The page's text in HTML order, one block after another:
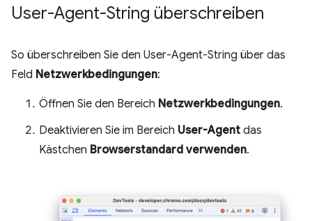
User-Agent-String überschreiben
So überschreiben Sie den User-Agent-String über das
Feld Netzwerkbedingungen:
Öffnen Sie den Bereich Netzwerkbedingungen.
Deaktivieren Sie im Bereich User-Agent das
Kästchen Browserstandard verwenden.